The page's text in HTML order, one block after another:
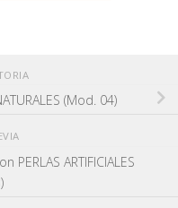
(Mod. 04)
PERLAS ARTIFICIALES